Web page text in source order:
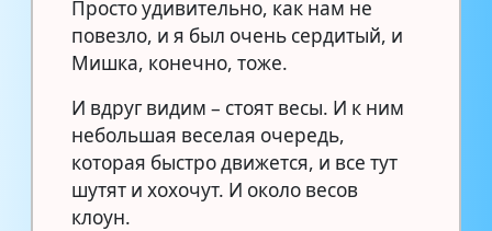
Просто удивительно, как нам не
повезло, и я был очень сердитый, и
Мишка, конечно, тоже.
И вдруг видим – стоят весы. И к ним
небольшая веселая очередь,
которая быстро движется, и все тут
шутят и хохочут. И около весов
клоун.